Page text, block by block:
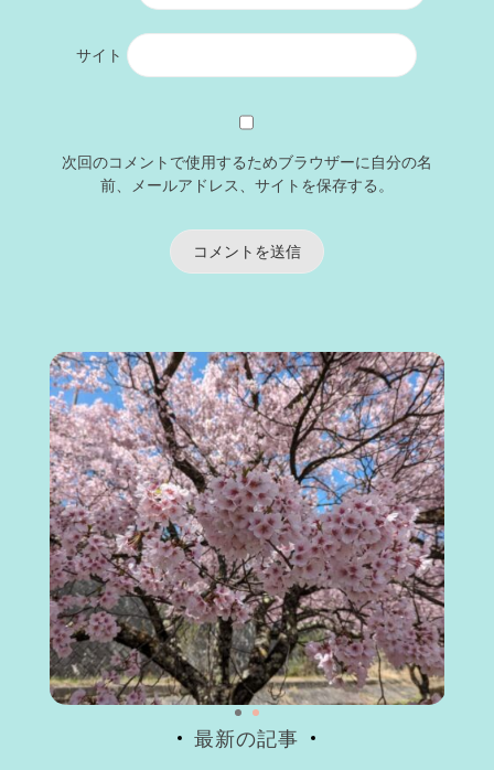
サイト
次回のコメントで使用するためブラウザーに自分の名
前、メールアドレス、サイトを保存する。
最新の記事